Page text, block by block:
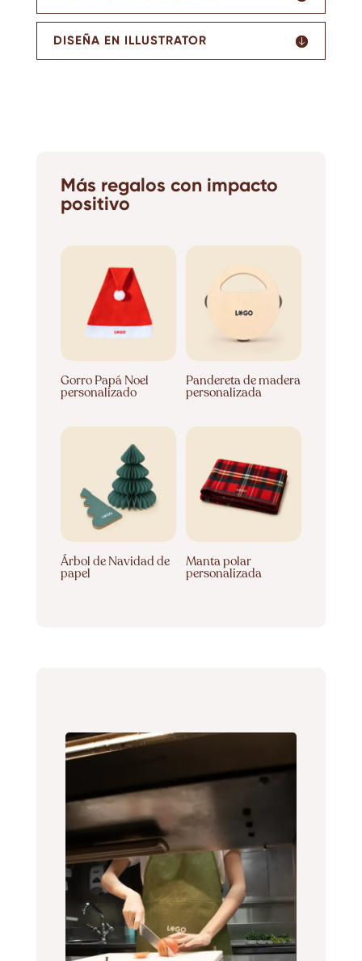
DISEÑA EN ILLUSTRATOR
Más regalos con impacto
positivo
Gorro Papá Noel
personalizado
Pandereta de madera
personalizada
Árbol de Navidad de
papel
Manta polar
personalizada